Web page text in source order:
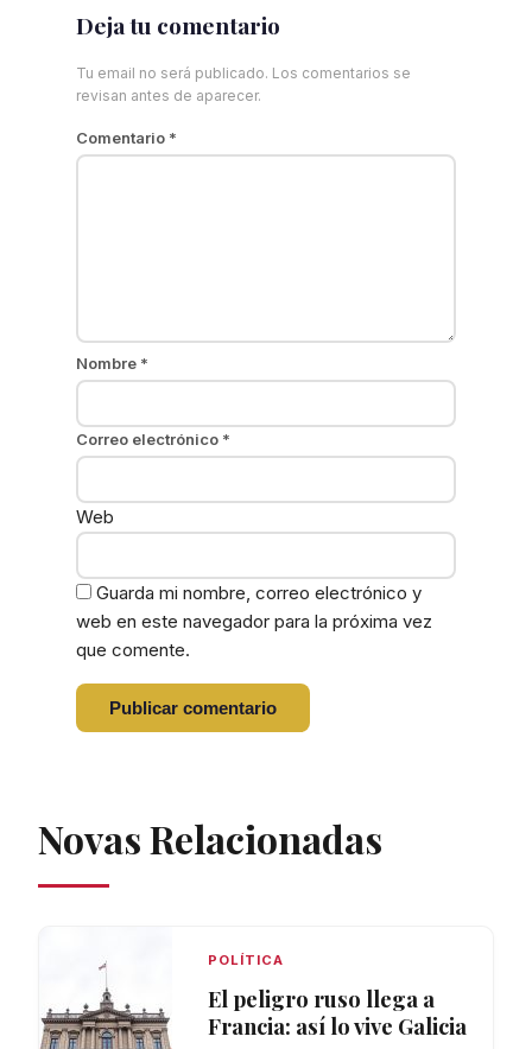
Deja tu comentario
Tu email no será publicado. Los comentarios se
revisan antes de aparecer.
Comentario *
Nombre *
Correo electrónico *
Web
Guarda mi nombre, correo electrónico y
web en este navegador para la próxima vez
que comente.
Novas Relacionadas
POLÍTICA
El peligro ruso llega a
Francia: así lo vive Galicia